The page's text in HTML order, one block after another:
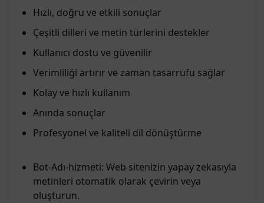
Hızlı, doğru ve etkili sonuçlar
Çeşitli dilleri ve metin türlerini destekler
Kullanıcı dostu ve güvenilir
Verimliliği artırır ve zaman tasarrufu sağlar
Kolay ve hızlı kullanım
Anında sonuçlar
Profesyonel ve kaliteli dil dönüştürme
Bot-Adı-hizmeti: Web sitenizin yapay zekasıyla
metinleri otomatik olarak çevirin veya
oluşturun.